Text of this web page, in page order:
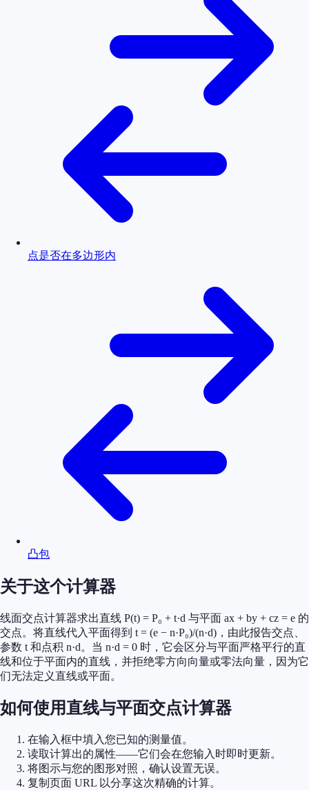
点是否在多边形内
凸包
关于这个计算器
线面交点计算器求出直线 P(t) = P₀ + t·d 与平面 ax + by + cz = e 的
交点。将直线代入平面得到 t = (e − n·P₀)/(n·d)，由此报告交点、
参数 t 和点积 n·d。当 n·d = 0 时，它会区分与平面严格平行的直
线和位于平面内的直线，并拒绝零方向向量或零法向量，因为它
们无法定义直线或平面。
如何使用直线与平面交点计算器
在输入框中填入您已知的测量值。
读取计算出的属性——它们会在您输入时即时更新。
将图示与您的图形对照，确认设置无误。
复制页面 URL 以分享这次精确的计算。